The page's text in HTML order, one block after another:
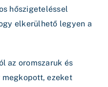
hőszigeteléssel
elkerülhető legyen a
az oromszaruk és
ezeket